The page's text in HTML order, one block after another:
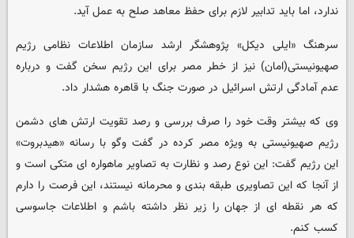
ندارد، اما باید تدابیر لازم برای حفظ معاهد صلح به عمل آید.
سرهنگ «ایلی دیکل» پژوهشگر ارشد سازمان اطلاعات نظامی رژیم
صهیونیستی(امان) نیز از خطر مصر برای این رژیم سخن گفت و درباره
عدم آمادگی ارتش اسرائیل در صورت جنگ با قاهره هشدار داد.
وی که بیشتر وقت خود را صرف بررسی و رصد تقویت ارتش های دشمن
رژیم صهیونیستی به ویژه مصر کرده در گفت وگو با رسانه «هیدبروت»
این رژیم گفت: این نوع رصد و نظارت به تصاویر ماهواره ای متکی است و
از آنجا که این تصاویری طبقه بندی و محرمانه نیستند، این فرصت را دارم
که هر نقطه ای از جهان را زیر نظر داشته باشم و اطلاعات جاسوسی
کسب کنم.